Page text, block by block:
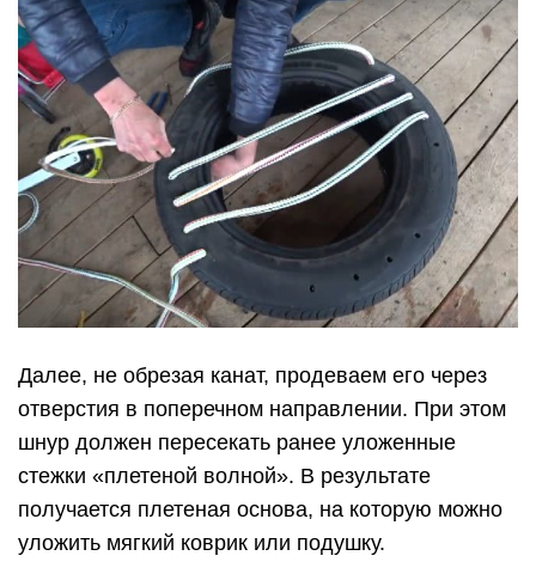
Далее, не обрезая канат, продеваем его через
отверстия в поперечном направлении. При этом
шнур должен пересекать ранее уложенные
стежки «плетеной волной». В результате
получается плетеная основа, на которую можно
уложить мягкий коврик или подушку.